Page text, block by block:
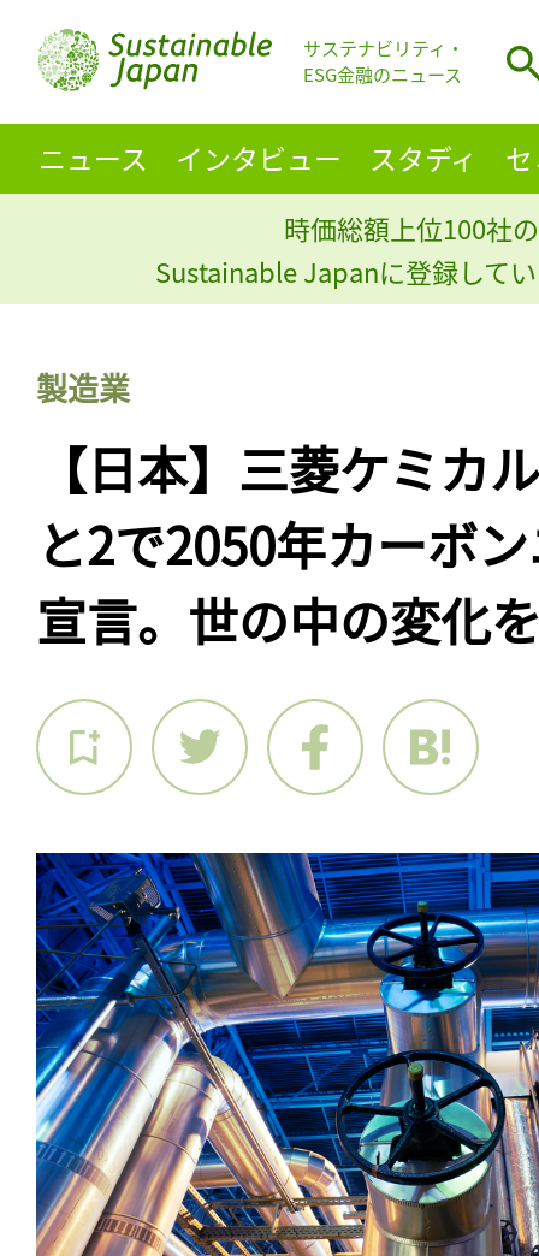
サステナビリティ・
ESG金融のニュース
ニュース インタビュー スタディ
時価総額上位100社
Sustainable Japanに登録して
製造業
【日本】三菱ケミカ
と2で2050年カーボ
宣言。世の中の変化